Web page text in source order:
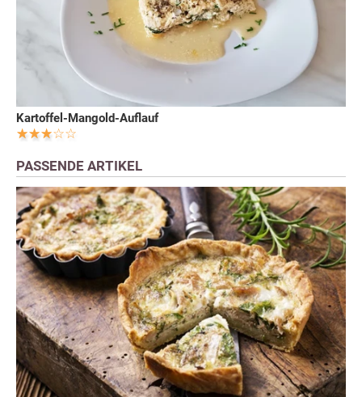
Kartoffel-Mangold-Auflauf
PASSENDE ARTIKEL